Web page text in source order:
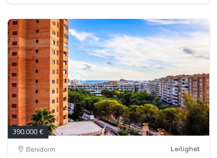
390.000 €
Benidorm
Leilighet